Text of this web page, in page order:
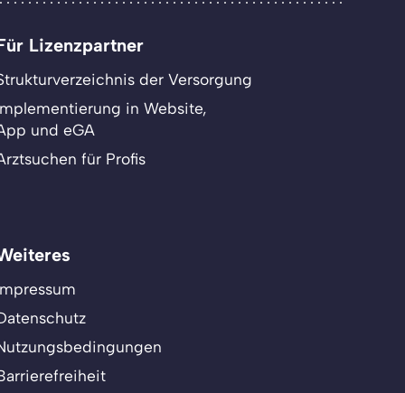
Lizenzpartner
der Versorgung
in Website,
und eGA
für Profis